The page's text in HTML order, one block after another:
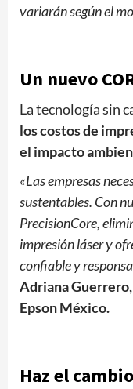
variarán según el
Un nuevo
La tecnología sin
los costos de
el impacto
«Las empresas
sustentables. Con
PrecisionCore,
impresión láser y
confiable y
Adriana
Epson México.
Haz el